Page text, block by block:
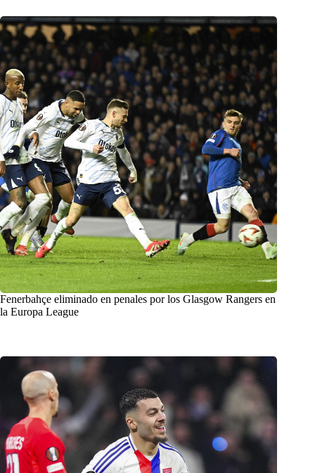
Fenerbahçe eliminado en penales por los Glasgow Rangers en
la Europa League